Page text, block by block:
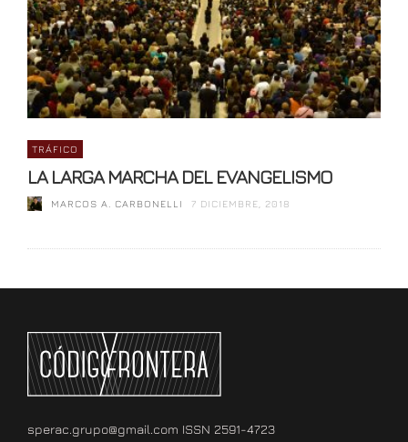
TRÁFICO
LA LARGA MARCHA DEL EVANGELISMO
MARCOS A. CARBONELLI 7 DICIEMBRE, 2018
sperac.grupo@gmail.com ISSN 2591-4723